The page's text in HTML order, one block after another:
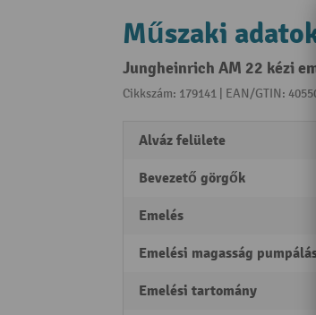
Műszaki
Jungheinrich AM 22 kézi
Cikkszám: 179141 | EAN/GTIN:
Alváz felülete
Bevezető görgők
Emelés
Emelési magasság
Emelési tartomány